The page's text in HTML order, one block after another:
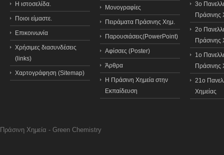
Η ιστοσελίδα.
Ποιοι είμαστε.
Επικοινωνία
Χρήσιμες διασυνδέσεις
(links)
Χαρτογράφηση (Sitemap)
Μονογραφίες
Πειράματα Πράσινης Χημ.
Παρουσιάσεις(PowerPoint)
Αφίσσες (Poster)
Άρθρα
Η Πράσινη Χημεία στην
Εκπαίδευση
3o
Πράσινης
2ο
Πράσινης
1ο
Πράσινης
21o
Χημείας
Πράσινη Χημεία - Green Chemistry